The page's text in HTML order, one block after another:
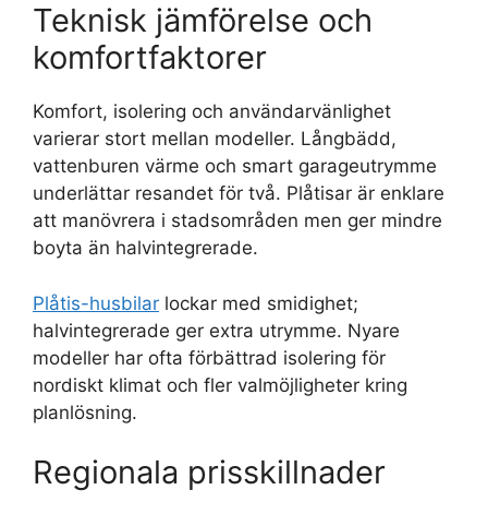
Teknisk jämförelse och
komfortfaktorer
Komfort, isolering och användarvänlighet
varierar stort mellan modeller. Långbädd,
vattenburen värme och smart garageutrymme
underlättar resandet för två. Plåtisar är enklare
att manövrera i stadsområden men ger mindre
boyta än halvintegrerade.
Plåtis-husbilar lockar med smidighet;
halvintegrerade ger extra utrymme. Nyare
modeller har ofta förbättrad isolering för
nordiskt klimat och fler valmöjligheter kring
planlösning.
Regionala prisskillnader